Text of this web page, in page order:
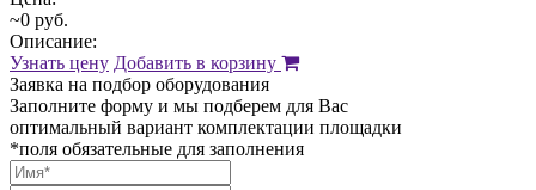
~0 руб.
Описание:
Узнать цену Добавить в корзину
Заявка на подбор оборудования
Заполните форму и мы подберем для Вас
оптимальный вариант комплектации площадки
*поля обязательные для заполнения